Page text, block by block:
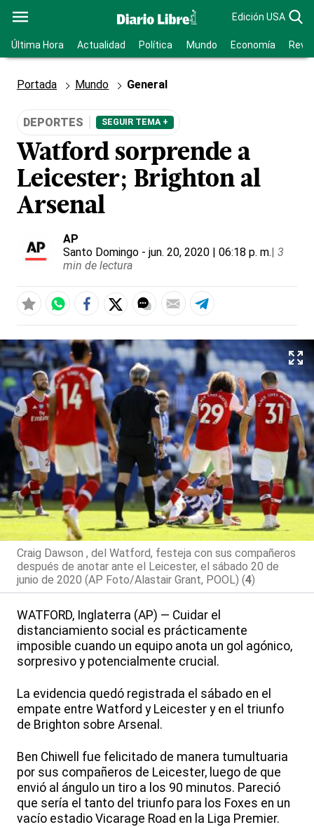
Edición USA
Última Hora Actualidad Política Mundo Economía
Portada Mundo General
DEPORTES SEGUIR TEMA +
Watford sorprende a
Leicester; Brighton al
Arsenal
AP
Santo Domingo - jun. 20, 2020 | 06:18 p. m.| 3
min de lectura
Craig Dawson , del Watford, festeja con sus compañeros
después de anotar ante el Leicester, el sábado 20 de
junio de 2020 (AP Foto/Alastair Grant, POOL) (4)
WATFORD, Inglaterra (AP) — Cuidar el
distanciamiento social es prácticamente
imposible cuando un equipo anota un gol agónico,
sorpresivo y potencialmente crucial.
La evidencia quedó registrada el sábado en el
empate entre Watford y Leicester y en el triunfo
de Brighton sobre Arsenal.
Ben Chiwell fue felicitado de manera tumultuaria
por sus compañeros de Leicester, luego de que
envió al ángulo un tiro a los 90 minutos. Pareció
que sería el tanto del triunfo para los Foxes en un
vacío estadio Vicarage Road en la Liga Premier.